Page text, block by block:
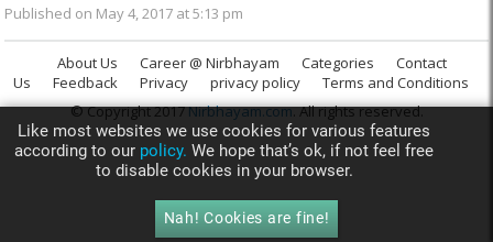
Published on May 4, 2017 at 5:13 pm
About Us Career @ Nirbhayam Categories
Contact
Us
Feedback Privacy privacy policy
Terms and Conditions
© Copyright 2017Nirbhayam.com. All rights reserved.
Like most websites we use cookies for various features
according to our policy. We hope that’s ok, if not feel free
to disable cookies in your browser.
Nah! Cookies are fine!